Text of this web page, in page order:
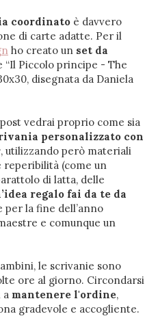
coordinato è davvero
di carte adatte. Per il
ho creato un set da
“Il Piccolo principe - The
disegnata da Daniela
vedrai proprio come sia
personalizzato con
, utilizzando però materiali
(come un
di latta, delle
regalo fai da te da
per la fine dell’anno
e comunque un
le scrivanie sono
ore al giorno. Circondarsi
a mantenere l'ordine,
gradevole e accogliente.